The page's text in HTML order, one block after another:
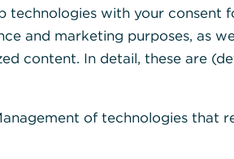
dabei zu beachten
technologies with your consent
and marketing purposes, as
content. In detail, these are
of technologies that